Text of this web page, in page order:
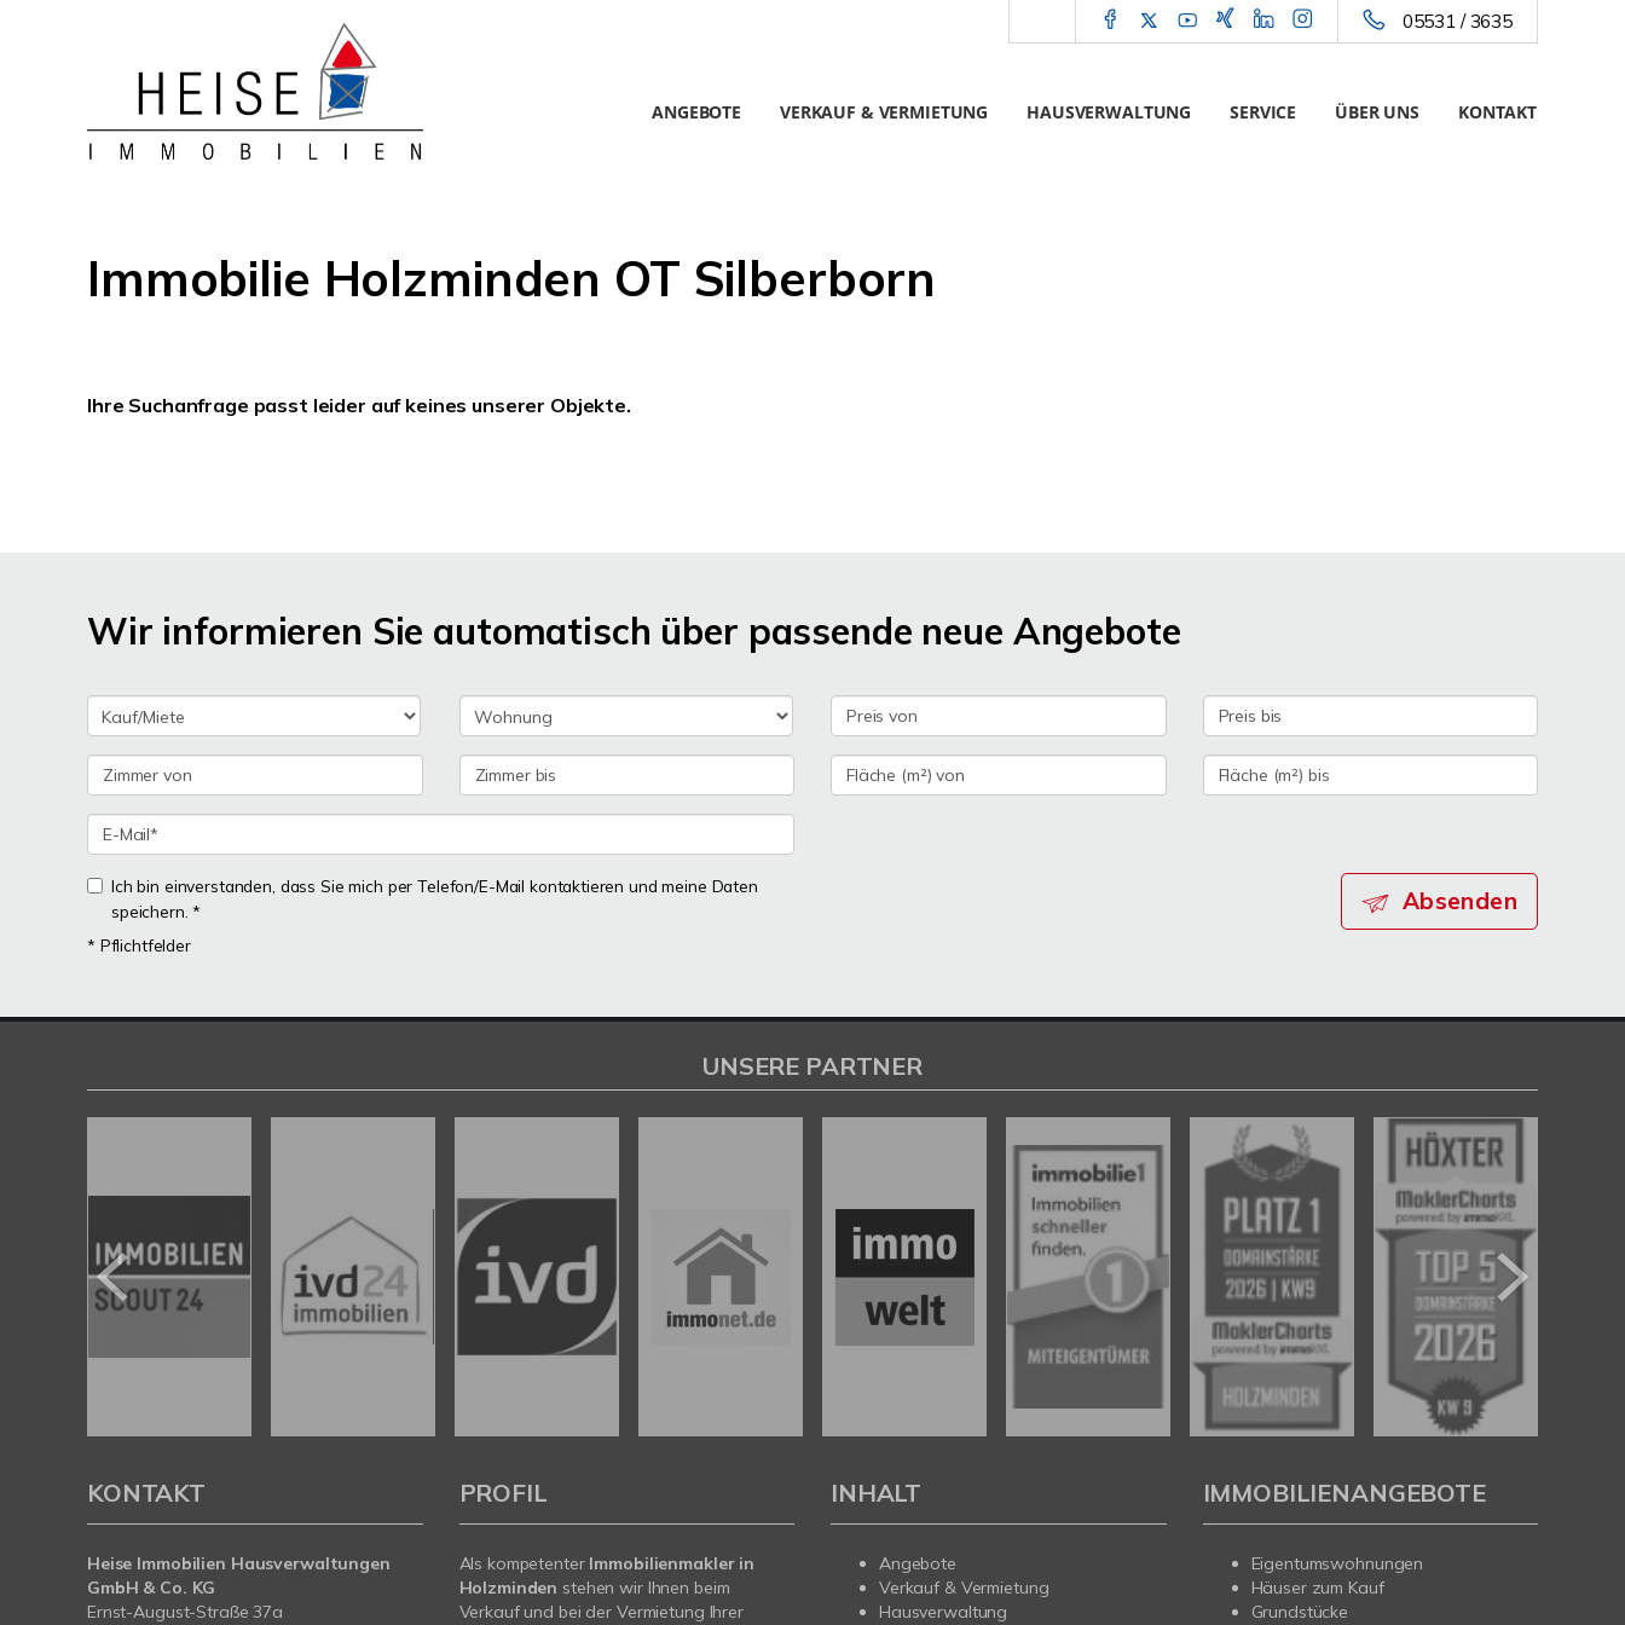
05531 / 3635
ANGEBOTE VERKAUF & VERMIETUNG HAUSVERWALTUNG SERVICE ÜBER UNS KONTAKT
Immobilie Holzminden OT Silberborn
Ihre Suchanfrage passt leider auf keines unserer Objekte.
Wir informieren Sie automatisch über passende neue Angebote
Ich bin einverstanden, dass Sie mich per Telefon/E-Mail kontaktieren und meine Daten
speichern. *
* Pflichtfelder
Absenden
UNSERE PARTNER
KONTAKT
Heise Immobilien Hausverwaltungen
GmbH & Co. KG
Ernst-August-Straße 37a
PROFIL
Als kompetenter Immobilienmakler in
Holzminden stehen wir Ihnen beim
Verkauf und bei der Vermietung Ihrer
INHALT
Angebote
Verkauf & Vermietung
Hausverwaltung
IMMOBILIENANGEBOTE
Eigentumswohnungen
Häuser zum Kauf
Grundstücke